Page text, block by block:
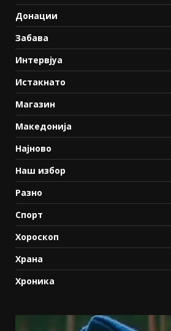
Донации
Забава
Интервјуа
Истакнато
Магазин
Македонија
Најново
Наш избор
Разно
Спорт
Хороскоп
Храна
Хроника